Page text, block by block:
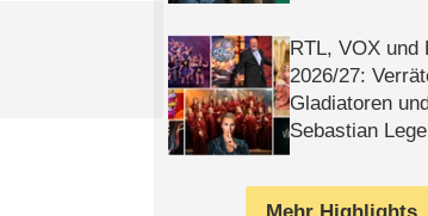
RTL, VOX und
2026/​27:
Gladiatoren
Sebastian Lege